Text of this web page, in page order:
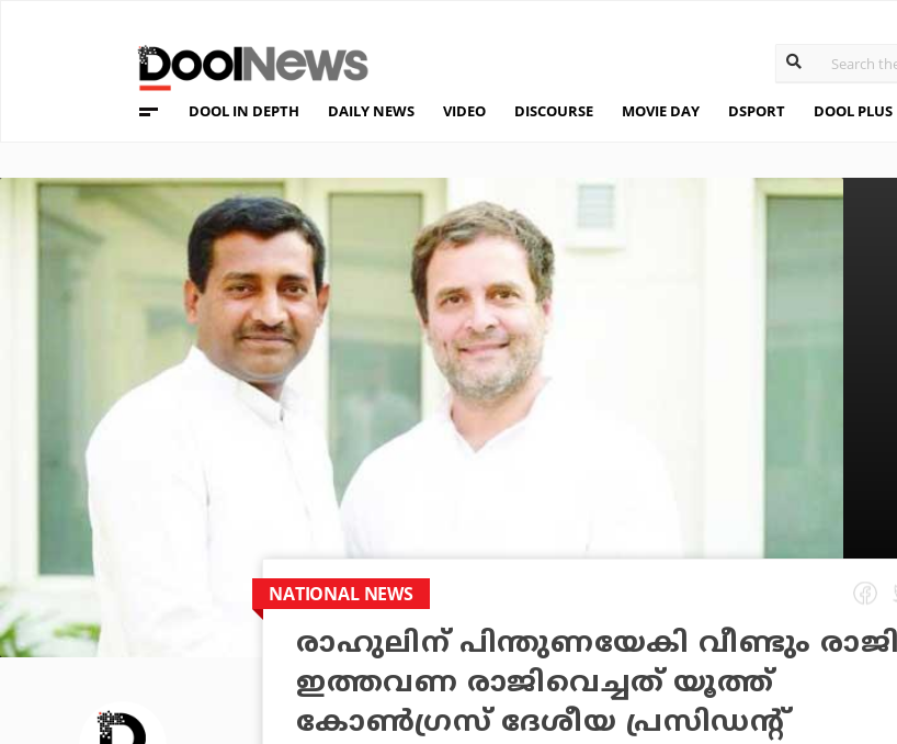
DOOL IN DEPTH DAILY NEWS VIDEO DISCOURSE MOVIE DAY DSPORT DOOL PLUS
NATIONAL NEWS
രാഹുലിന് പിന്തുണയേകി വീണ്ടും
ഇത്തവണ രാജിവെച്ചത് യൂത്ത്
കോണ്‍ഗ്രസ് ദേശീയ പ്രസിഡന്റ്